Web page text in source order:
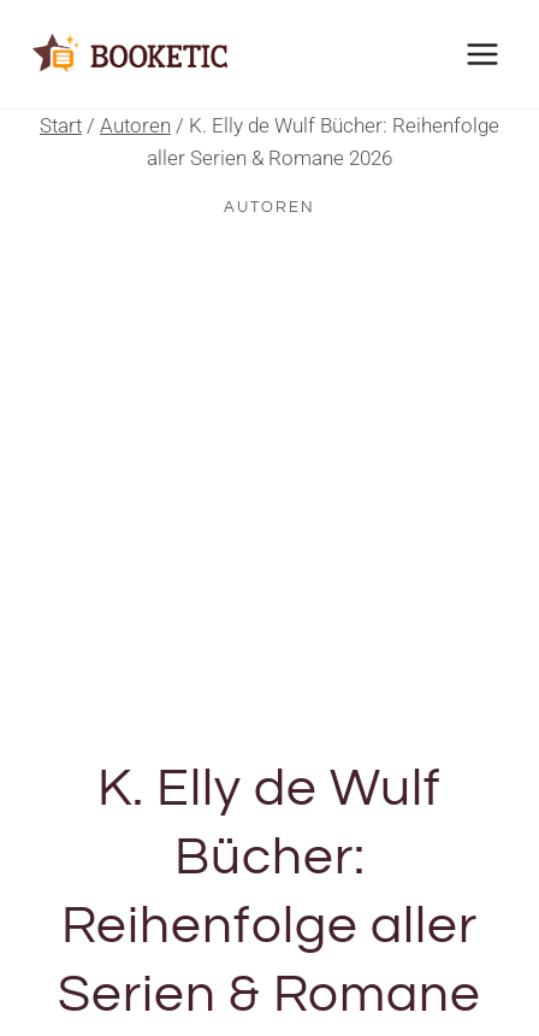
Inhalt
Start / Autoren / K. Elly de Wulf Bücher: Reihenfolge
aller Serien & Romane 2026
AUTOREN
K. Elly de Wulf
Bücher:
Reihenfolge aller
Serien & Romane